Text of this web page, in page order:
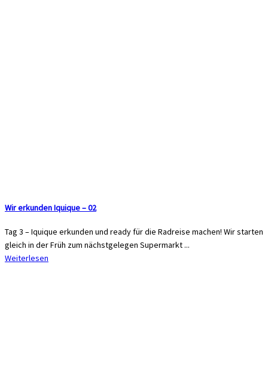
Wir erkunden Iquique – 02
Tag 3 – Iquique erkunden und ready für die Radreise machen! Wir starten
gleich in der Früh zum nächstgelegen Supermarkt ...
Weiterlesen